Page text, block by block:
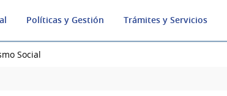
Políticas y Gestión Trámites y Servicios
Social